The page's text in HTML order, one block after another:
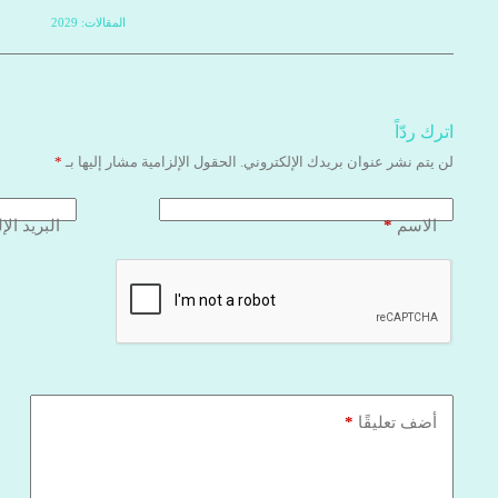
المقالات: 2029
اترك ردّاً
لن يتم نشر عنوان بريدك الإلكتروني. الحقول الإلزامية مشار إليها بـ *
الاسم* البريد
أضف تعليقًا *